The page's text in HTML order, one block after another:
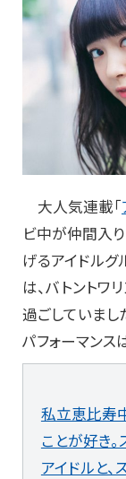
大人気連載「
ビ中が仲間入
げるアイドル
は、バトントワ
過ごしていまし
パフォーマンス
私立恵比寿
ことが好き
アイドルと、